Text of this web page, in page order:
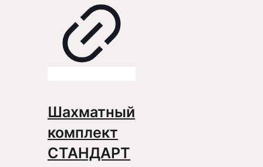
Шахматный
комплект
СТАНДАРТ